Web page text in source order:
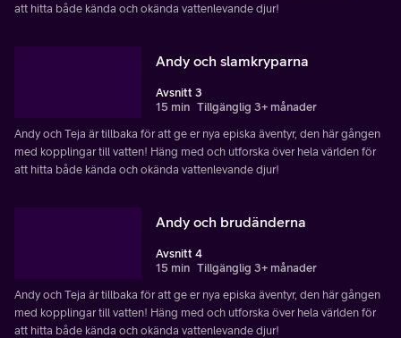
att hitta både kända och okända vattenlevande djur!
Andy och slamkryparna
Avsnitt 3
15 min Tillgänglig 3+ månader
Andy och Teja är tillbaka för att ge er nya episka äventyr, den här gången
med kopplingar till vatten! Häng med och utforska över hela världen för
att hitta både kända och okända vattenlevande djur!
Andy och brudänderna
Avsnitt 4
15 min Tillgänglig 3+ månader
Andy och Teja är tillbaka för att ge er nya episka äventyr, den här gången
med kopplingar till vatten! Häng med och utforska över hela världen för
att hitta både kända och okända vattenlevande djur!